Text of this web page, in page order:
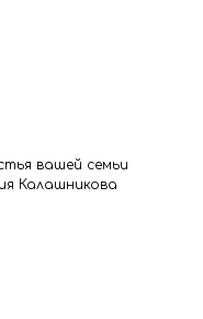
вашей семьи
Калашникова